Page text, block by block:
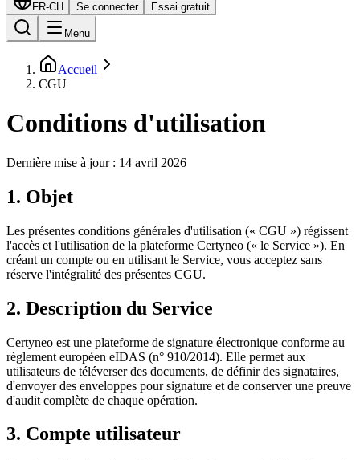
FR-CH Se connecter Essai gratuit
Menu
Accueil
CGU
Conditions d'utilisation
Dernière mise à jour : 14 avril 2026
1. Objet
Les présentes conditions générales d'utilisation (« CGU ») régissent
l'accès et l'utilisation de la plateforme Certyneo (« le Service »). En
créant un compte ou en utilisant le Service, vous acceptez sans
réserve l'intégralité des présentes CGU.
2. Description du Service
Certyneo est une plateforme de signature électronique conforme au
règlement européen eIDAS (n° 910/2014). Elle permet aux
utilisateurs de téléverser des documents, de définir des signataires,
d'envoyer des enveloppes pour signature et de conserver une preuve
d'audit complète de chaque opération.
3. Compte utilisateur